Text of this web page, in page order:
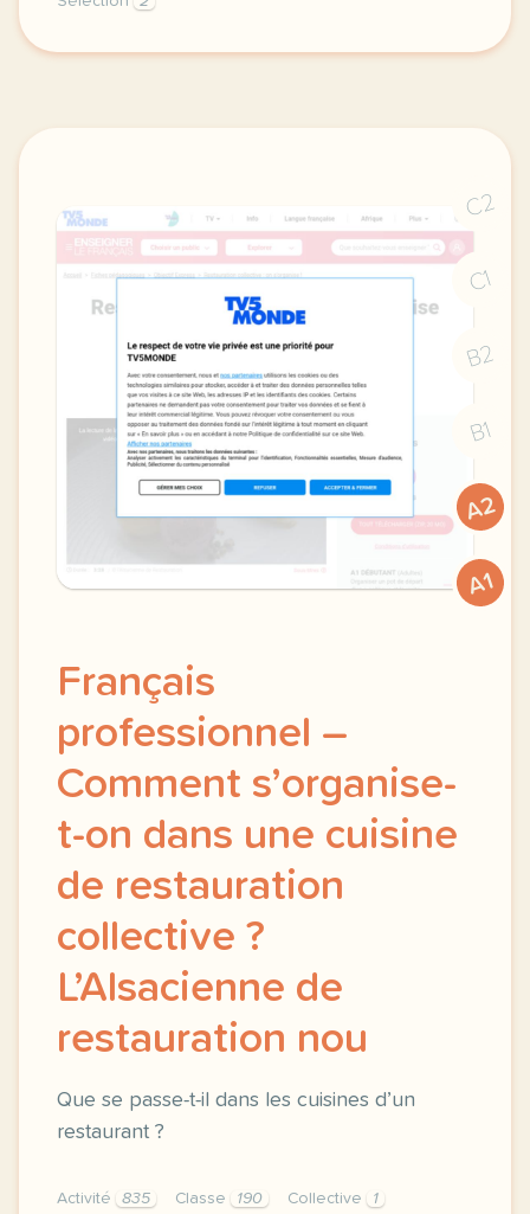
dans cette activite je vous propose de
C2
C1
B2
B1
A2
A1
Français
professionnel –
Comment s’organise-
t-on dans une cuisine
de restauration
collective ?
L’Alsacienne de
restauration nou
Que se passe-t-il dans les cuisines d’un
restaurant ?
Activité 835 Classe 190 Collective
1